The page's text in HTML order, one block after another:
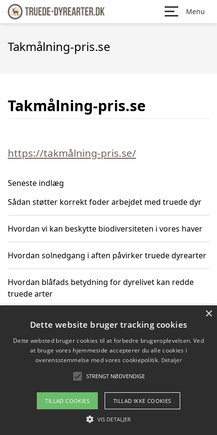
Menu
Takmålning-pris.se
Takmålning-pris.se
https://takmålning-pris.se/
Seneste indlæg
Sådan støtter korrekt foder arbejdet med truede dyr
Hvordan vi kan beskytte biodiversiteten i vores haver
Hvordan solnedgang i aften påvirker truede dyrearter
Hvordan blåfads betydning for dyrelivet kan redde
truede arter
Hvordan kan gaver til unge voksne støtte bevarelsen
Copyright 2026 - Pilanto Aps
Om / kontakt
Blog Betingelser
×
Dette website bruger tracking cookies
Dette websted bruger cookies til at forbedre brugeroplevelsen. Ved
at bruge vores hjemmeside accepterer du alle cookies i
overensstemmelse med vores cookiepolitik. Detaljer
STRENGT NØDVENDIGE
TILLAD COOKIES TILLAD IKKE COOKIES
VIS DETALJER